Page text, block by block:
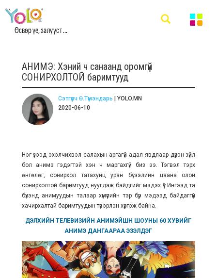
Өсвөр үе, залууст ...
АНИМЭ: Хэний ч санаанд оромгүй
СОНИРХОЛТОЙ баримтууд
Сэтгүүлч Ө.Түмэндарь | YOLO.MN
2020-06-10
Нэг үзээд эхэлчихвэл салахын аргагүй адал явдлаар дүүрэн зүйл
бол анимэ гэдэгтэй хэн ч маргахгүй биз ээ. Тэгвэл тэрхүү
өнгөлөг, сонирхол татахуйц уран бүтээлийн цаана олон
сонирхолтой баримтууд нуугдаж байдгийг мэдэх үү? Ингээд та
бүхэнд анимуудын талаар хүмүүсийн тэр бүр мэдээд байдаггүй
хачирхалтай баримтуудын түүвэрлэн хүргэж байна.
ДЭЛХИЙН ТЕЛЕВИЗИЙН АНИМЭЙШН ШОУНЫ 60 ХУВИЙГ
АНИМЭ ДАНГААРАА ЭЗЭЛДЭГ